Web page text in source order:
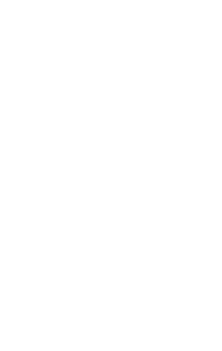
«Dos sedes españolas,
aseguraron en el
entonces que nada es
los que persiguen que
Mundial 2030 y que han
candidatura de la
dentro tras superar una
si no sigue luchando